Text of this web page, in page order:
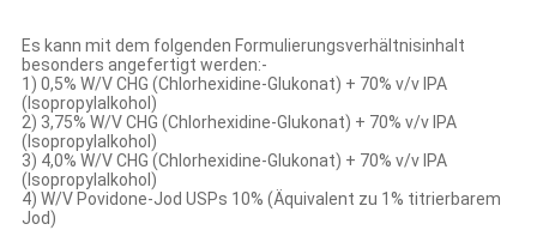
Es kann mit dem folgenden Formulierungsverhältnisinhalt
besonders angefertigt werden:-
1) 0,5% W/V CHG (Chlorhexidine-Glukonat) + 70% v/v IPA
(Isopropylalkohol)
2) 3,75% W/V CHG (Chlorhexidine-Glukonat) + 70% v/v IPA
(Isopropylalkohol)
3) 4,0% W/V CHG (Chlorhexidine-Glukonat) + 70% v/v IPA
(Isopropylalkohol)
4) W/V Povidone-Jod USPs 10% (Äquivalent zu 1% titrierbarem
Jod)